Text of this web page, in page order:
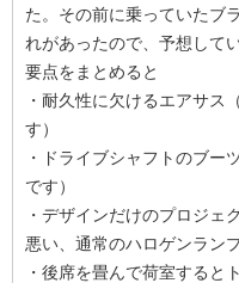
た。その前に乗っていたブ
れがあったので、予想して
要点をまとめると
・耐久性に欠けるエアサス
す）
・ドライブシャフトのブー
です）
・デザインだけのプロジェ
悪い、通常のハロゲンラン
・後席を畳んで荷室すると